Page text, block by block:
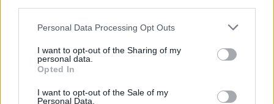
Please note that this website/app uses one or more Google
not limited to your visit or usage behaviour. You may click to
grant or deny consent to Google and its third-party tags to
use your data for below specified purposes in below Google
consent section.
Personal Data Processing Opt Outs
I want to opt-out of the Sharing of my
personal data.
Opted In
I want to opt-out of the Sale of my
Personal Data.
παραπομπή της συζήτησης στη Βουλή για το τέλος Αυγούστου, η κυβέρνηση
Μητσοτάκη αρνείται και την άμεση συνεδρίαση της Επιτροπής Θεσμών και
Διαφάνειας που ζήτησε ο ΣΥΡΙΖΑ – Προοδευτική Συμμαχία για το σκάνδαλο των
παρακολουθήσεων. Είναι εμφανές ότι παίζουν καθυστερήσεις. Αλλά στην
προσπάθειά τους αυτή κάνουν την ενοχή τους να φωνάζει ακόμη πιο δυνατά και